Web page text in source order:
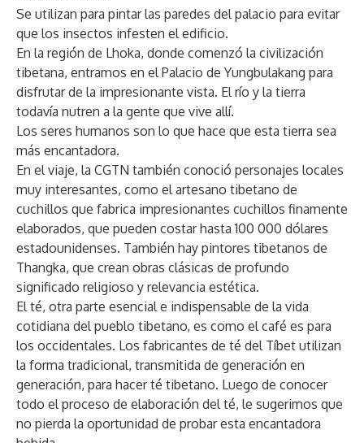
Se utilizan para pintar las paredes del palacio para evitar
que los insectos infesten el edificio.
En la región de Lhoka, donde comenzó la civilización
tibetana, entramos en el Palacio de Yungbulakang para
disfrutar de la impresionante vista. El río y la tierra
todavía nutren a la gente que vive allí.
Los seres humanos son lo que hace que esta tierra sea
más encantadora.
En el viaje, la CGTN también conoció personajes locales
muy interesantes, como el artesano tibetano de
cuchillos que fabrica impresionantes cuchillos finamente
elaborados, que pueden costar hasta 100 000 dólares
estadounidenses. También hay pintores tibetanos de
Thangka, que crean obras clásicas de profundo
significado religioso y relevancia estética.
El té, otra parte esencial e indispensable de la vida
cotidiana del pueblo tibetano, es como el café es para
los occidentales. Los fabricantes de té del Tíbet utilizan
la forma tradicional, transmitida de generación en
generación, para hacer té tibetano. Luego de conocer
todo el proceso de elaboración del té, le sugerimos que
no pierda la oportunidad de probar esta encantadora